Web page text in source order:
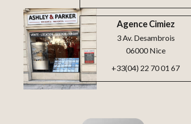
Agence Cimiez
3 Av. Desambrois
06000 Nice
+33(04) 22 70 01 67